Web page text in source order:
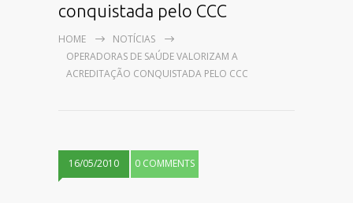
conquistada pelo CCC
HOME
NOTÍCIAS
OPERADORAS DE SAÚDE VALORIZAM A
ACREDITAÇÃO CONQUISTADA PELO CCC
16/05/2010 0 COMMENTS